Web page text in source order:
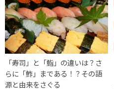
「寿司」と「鮨」の違いは？さ
らに「鮓」まである！？その語
源と由来をさぐる